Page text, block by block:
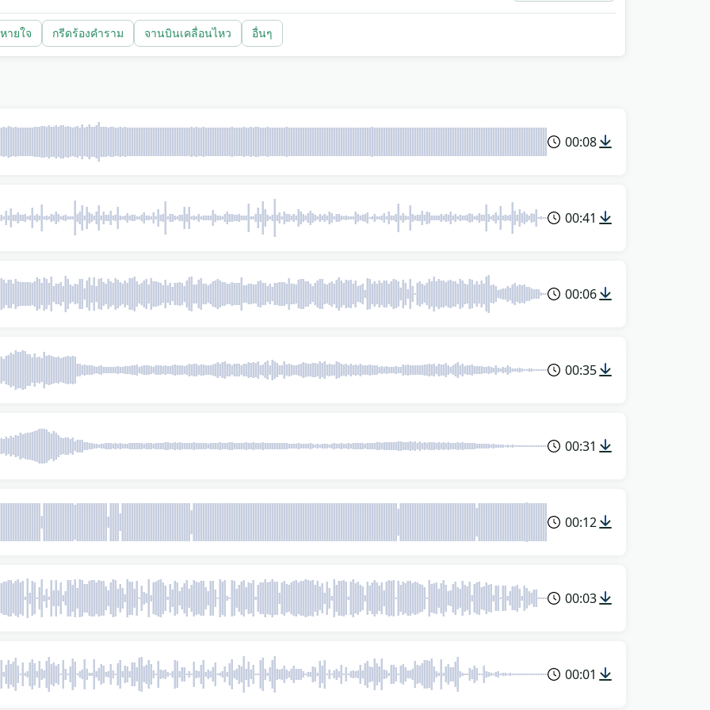
ายใจ กรีดร้องคำราม จานบินเคลื่อนไหว อื่นๆ
00:08
00:41
00:06
00:35
00:31
00:12
00:03
00:01